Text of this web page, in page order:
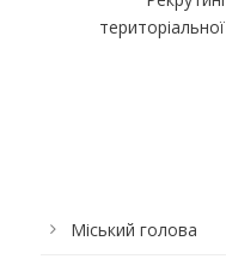
Міський голова